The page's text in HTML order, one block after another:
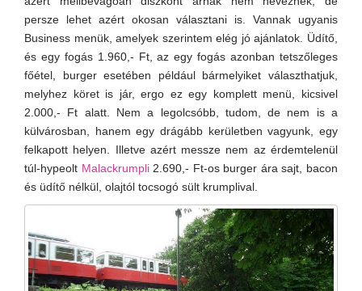
persze lehet azért okosan választani is. Vannak ugyanis
Business menük, amelyek szerintem elég jó ajánlatok. Üdítő,
és egy fogás 1.960,- Ft, az egy fogás azonban tetszőleges
főétel, burger esetében például bármelyiket választhatjuk,
melyhez köret is jár, ergo ez egy komplett menü, kicsivel
2.000,- Ft alatt. Nem a legolcsóbb, tudom, de nem is a
külvárosban, hanem egy drágább kerületben vagyunk, egy
felkapott helyen. Illetve azért messze nem az érdemtelenül
túl-hypeolt Malackrumpli2.690,- Ft-os burger ára sajt, bacon
és üdítő nélkül, olajtól tocsogó sült krumplival.